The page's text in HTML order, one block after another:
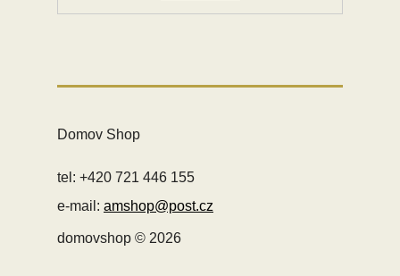
Domov Shop
tel: +420 721 446 155
e-mail: amshop@post.cz
domovshop © 2026